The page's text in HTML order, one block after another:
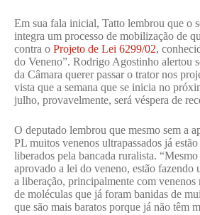
Em sua fala inicial, Tatto lembrou que o
integra um processo de mobilização de
contra o Projeto de Lei 6299/02,
do Veneno”. Rodrigo Agostinho alertou
da Câmara querer passar o trator nos
vista que a semana que se inicia no
julho, provavelmente, será véspera de
O deputado lembrou que mesmo sem a
PL muitos venenos ultrapassados já
liberados pela bancada ruralista.
aprovado a lei do veneno, estão fazendo
a liberação, principalmente com venenos
de moléculas que já foram banidas de
que são mais baratos porque já não têm